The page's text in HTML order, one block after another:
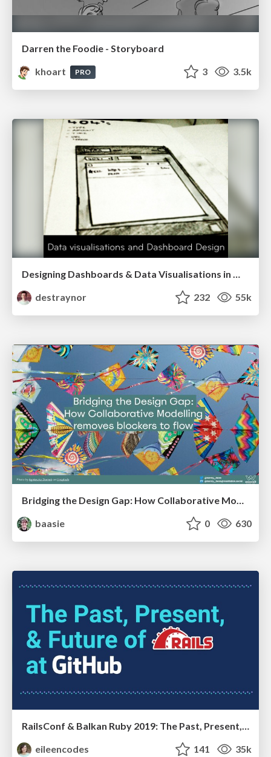
Darren the Foodie - Storyboard
khoart
PRO 3 3.5k
Designing Dashboards & Data Visualisations in Web Apps
destraynor
232 55k
baasie
0 630
RailsConf & Balkan Ruby 2019: The Past, Present, and Future of Rails at GitHub
eileencodes
141 35k